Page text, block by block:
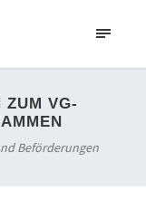
ZUM VG-
Beförderungen